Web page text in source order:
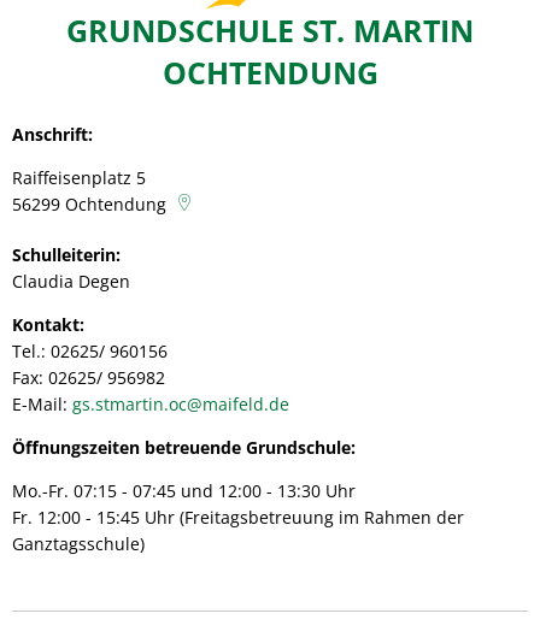
Ochtendung
GRUNDSCHULE ST. MARTIN
OCHTENDUNG
Anschrift:
Raiffeisenplatz 5
56299 Ochtendung
Schulleiterin:
Claudia Degen
Kontakt:
Tel.: 02625/ 960156
Fax: 02625/ 956982
E-Mail: gs.stmartin.oc@maifeld.de
Öffnungszeiten betreuende Grundschule:
Mo.-Fr. 07:15 - 07:45 und 12:00 - 13:30 Uhr
Fr. 12:00 - 15:45 Uhr (Freitagsbetreuung im Rahmen der
Ganztagsschule)